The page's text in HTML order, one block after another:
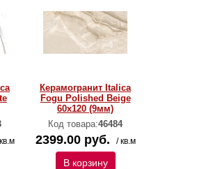
Керамогранит Italica
Fogu Polished Beige
60х120 (9мм)
Код товара:46484
2399.00 руб. / кв.м
В корзину